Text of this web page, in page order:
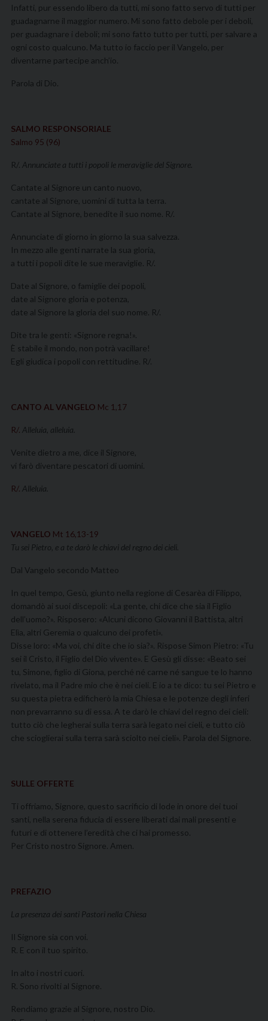
Infatti, pur essendo libero da tutti, mi sono fatto servo di tutti per
guadagnarne il maggior numero. Mi sono fatto debole per i deboli,
per guadagnare i deboli; mi sono fatto tutto per tutti, per salvare a
ogni costo qualcuno. Ma tutto io faccio per il Vangelo, per
diventarne partecipe anch’io.
Parola di Dio.
SALMO RESPONSORIALE
Salmo 95 (96)
R/. Annunciate a tutti i popoli le meraviglie del Signore.
Cantate al Signore un canto nuovo,
cantate al Signore, uomini di tutta la terra.
Cantate al Signore, benedite il suo nome. R/.
Annunciate di giorno in giorno la sua salvezza.
In mezzo alle genti narrate la sua gloria,
a tutti i popoli dite le sue meraviglie. R/.
Date al Signore, o famiglie dei popoli,
date al Signore gloria e potenza,
date al Signore la gloria del suo nome. R/.
Dite tra le genti: «Signore regna!».
È stabile il mondo, non potrà vacillare!
Egli giudica i popoli con rettitudine. R/.
CANTO AL VANGELO Mc 1,17
R/. Alleluia, alleluia.
Venite dietro a me, dice il Signore,
vi farò diventare pescatori di uomini.
R/. Alleluia.
VANGELO Mt 16,13-19
Tu sei Pietro, e a te darò le chiavi del regno dei cieli.
Dal Vangelo secondo Matteo
In quel tempo, Gesù, giunto nella regione di Cesarèa di Filippo,
domandò ai suoi discepoli: «La gente, chi dice che sia il Figlio
dell’uomo?». Risposero: «Alcuni dicono Giovanni il Battista, altri
Elìa, altri Geremìa o qualcuno dei profeti».
Disse loro: «Ma voi, chi dite che io sia?». Rispose Simon Pietro: «Tu
sei il Cristo, il Figlio del Dio vivente». E Gesù gli disse: «Beato sei
tu, Simone, figlio di Giona, perché né carne né sangue te lo hanno
rivelato, ma il Padre mio che è nei cieli. E io a te dico: tu sei Pietro e
su questa pietra edificherò la mia Chiesa e le potenze degli inferi
non prevarranno su di essa. A te darò le chiavi del regno dei cieli:
tutto ciò che legherai sulla terra sarà legato nei cieli, e tutto ciò
che scioglierai sulla terra sarà sciolto nei cieli». Parola del Signore.
SULLE OFFERTE
Ti offriamo, Signore, questo sacrificio di lode in onore dei tuoi
santi, nella serena fiducia di essere liberati dai mali presenti e
futuri e di ottenere l’eredità che ci hai promesso.
Per Cristo nostro Signore. Amen.
PREFAZIO
La presenza dei santi Pastori nella Chiesa
Il Signore sia con voi.
R. E con il tuo spirito.
In alto i nostri cuori.
R. Sono rivolti al Signore.
Rendiamo grazie al Signore, nostro Dio.